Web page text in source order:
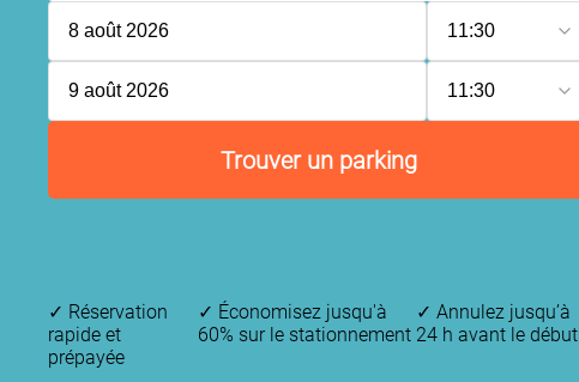
8 août 2026 11:30
9 août 2026 11:30
Trouver un parking
✓ Réservation
rapide et
prépayée
✓ Économisez jusqu'à
60% sur le stationnement
✓ Annulez jusqu’à
24 h avant le début